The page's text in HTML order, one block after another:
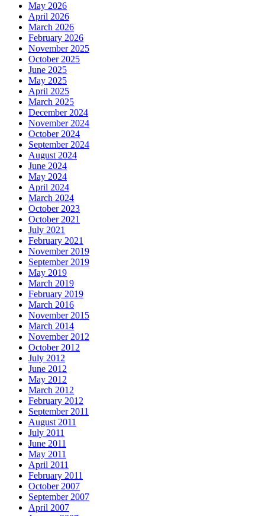
May 2026
April 2026
March 2026
February 2026
November 2025
October 2025
June 2025
May 2025
April 2025
March 2025
December 2024
November 2024
October 2024
September 2024
August 2024
June 2024
May 2024
April 2024
March 2024
October 2023
October 2021
July 2021
February 2021
November 2019
September 2019
May 2019
March 2019
February 2019
March 2016
November 2015
March 2014
November 2012
October 2012
July 2012
June 2012
May 2012
March 2012
February 2012
September 2011
August 2011
July 2011
June 2011
May 2011
April 2011
February 2011
October 2007
September 2007
April 2007